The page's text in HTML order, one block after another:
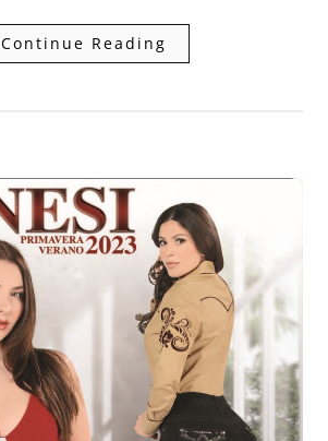
Continue Reading